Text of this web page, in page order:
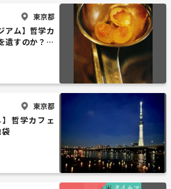
東京都
アム】哲学カ
遺すのか？」
限有
東京都
】哲学カフェ
袋